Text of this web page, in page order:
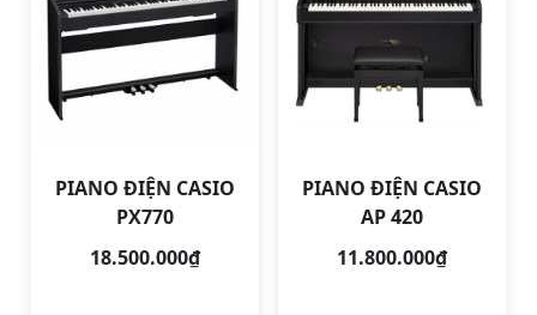
PIANO ĐIỆN CASIO
PX770
18.500.000₫
PIANO ĐIỆN CASIO
AP 420
11.800.000₫